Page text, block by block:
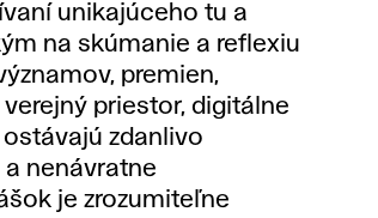
unikajúceho tu a
na skúmanie a reflexiu
premien,
priestor, digitálne
zdanlivo
nenávratne
je zrozumiteľne